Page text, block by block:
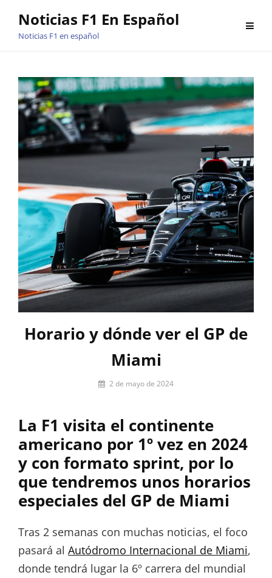
Noticias F1 En Español
Noticias F1 en español
Horario y dónde ver el GP de
Miami
Por
Paquet
2 de mayo de 2024
La F1 visita el continente
americano por 1º vez en 2024
y con formato sprint, por lo
que tendremos unos horarios
especiales del GP de Miami
Tras 2 semanas con muchas noticias, el foco
pasará al Autódromo Internacional de Miami,
donde tendrá lugar la 6º carrera del mundial